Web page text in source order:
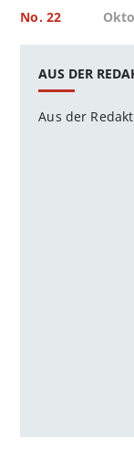
No. 22
AUS DER
Aus der